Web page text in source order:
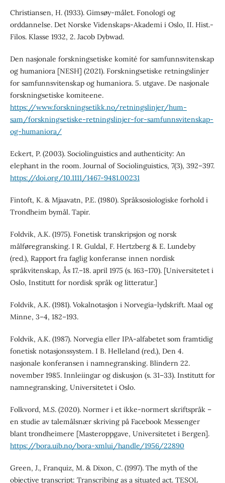
Christiansen, H. (1933). Gimsøy-målet. Fonologi og
orddannelse. Det Norske Videnskaps-Akademi i Oslo, II. Hist.-
Filos. Klasse 1932, 2. Jacob Dybwad.
Den nasjonale forskningsetiske komité for samfunnsvitenskap
og humaniora [NESH] (2021). Forskningsetiske retningslinjer
for samfunnsvitenskap og humaniora. 5. utgave. De nasjonale
forskningsetiske komiteene.
https://www.forskningsetikk.no/retningslinjer/hum-
sam/forskningsetiske-retningslinjer-for-samfunnsvitenskap-
og-humaniora/
Eckert, P. (2003). Sociolinguistics and authenticity: An
elephant in the room. Journal of Sociolinguistics, 7(3), 392–397.
https://doi.org/10.1111/1467-9481.00231
Fintoft, K. & Mjaavatn, P.E. (1980). Språksosiologiske forhold i
Trondheim bymål. Tapir.
Foldvik, A.K. (1975). Fonetisk transkripsjon og norsk
målføregransking. I R. Guldal, F. Hertzberg & E. Lundeby
(red.), Rapport fra faglig konferanse innen nordisk
språkvitenskap, Ås 17.–18. april 1975 (s. 163–170). [Universitetet i
Oslo, Institutt for nordisk språk og litteratur.]
Foldvik, A.K. (1981). Vokalnotasjon i Norvegia-lydskrift. Maal og
Minne, 3–4, 182–193.
Foldvik, A.K. (1987). Norvegia eller IPA-alfabetet som framtidig
fonetisk notasjonssystem. I B. Helleland (red.), Den 4.
nasjonale konferansen i namnegransking. Blindern 22.
november 1985. Innleiingar og diskusjon (s. 31–33). Institutt for
namnegransking, Universitetet i Oslo.
Folkvord, M.S. (2020). Normer i et ikke-normert skriftspråk –
en studie av talemålsnær skriving på Facebook Messenger
blant trondheimere [Masteroppgave, Universitetet i Bergen].
https://bora.uib.no/bora-xmlui/handle/1956/22890
Green, J., Franquiz, M. & Dixon, C. (1997). The myth of the
objective transcript: Transcribing as a situated act. TESOL